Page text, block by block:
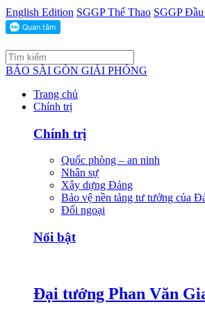
English Edition SGGP Thể Thao SGGP
BÁO SÀI GÒN GIẢI PHÓNG
Trang chủ
Chính trị
Chính trị
Quốc phòng – an ninh
Nhân sự
Xây dựng Đảng
Bảo vệ nền tảng tư tưởng của
Đối ngoại
Nổi bật
Đại tướng Phan Văn